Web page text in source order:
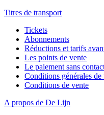
Titres de transport
Tickets
Abonnements
Réductions et tarifs
Les points de vente
Le paiement sans
Conditions générales de
Conditions de vente
A propos de De Lijn